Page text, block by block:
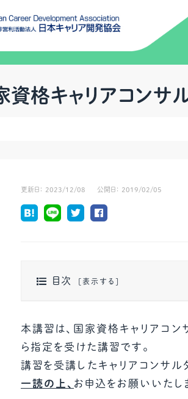
資格キャリアコンサ
更新日： 2023/12/08 公開日： 2019/02/05
目次
本講習は、国家資格キャリアコ
ら指定を受けた講習です。
講習を受講したキャリアコンサル
一読の上、 お申込をお願いいたし